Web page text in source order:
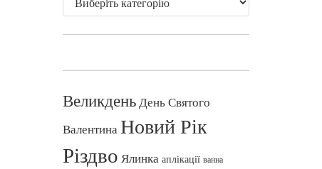
ВеликденьДень Святого
ВалентинаНовий Рік
Різдво Ялинка аплікації ванна